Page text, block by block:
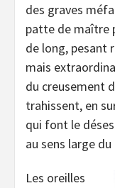
des graves
patte de maître
de long, pesant
mais
du creusement
trahissent, en
qui font le
au sens large
Les oreilles